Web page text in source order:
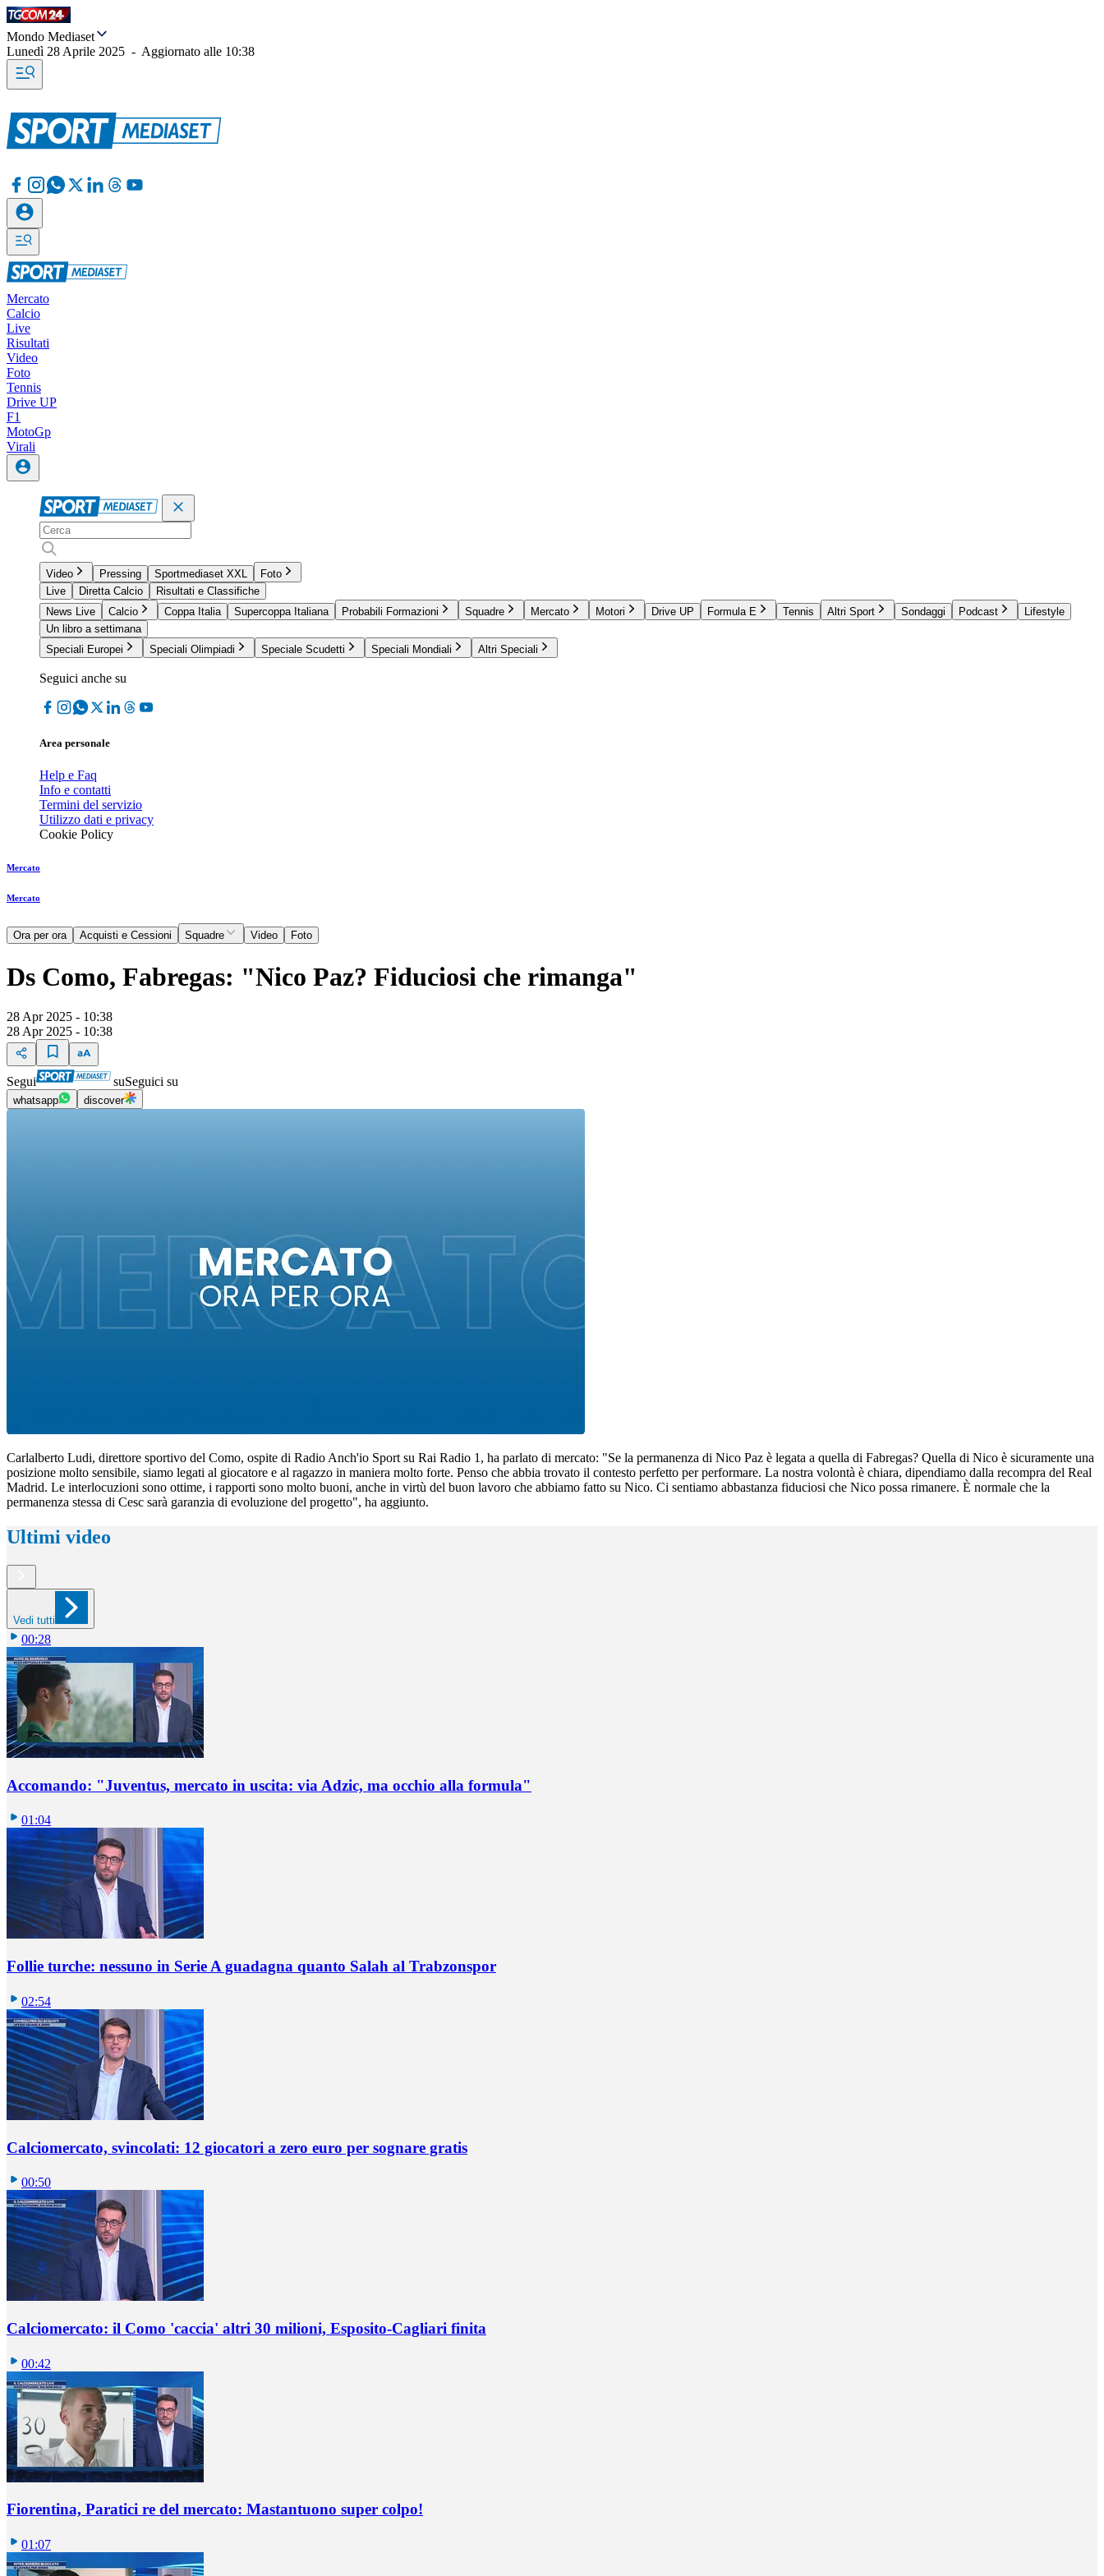
Mondo Mediaset
Lunedì 28 Aprile 2025 - Aggiornato alle 10:38
Mercato
Calcio
Live
Risultati
Video
Foto
Tennis
Drive UP
F1
MotoGp
Virali
Video Pressing Sportmediaset XXL
Foto
Live
Diretta Calcio
Risultati e Classifiche
News Live
Calcio Coppa Italia Supercoppa Italiana Probabili Formazioni Squadre Mercato Motori Drive UP Formula E Tennis Altri Sport Sondaggi Podcast
Lifestyle
Un libro a settimana
Speciali Europei
Speciali Olimpiadi Speciale Scudetti Speciali Mondiali Altri Speciali
Seguici anche su
Area personale
Help e Faq
Info e contatti
Termini del servizio
Utilizzo dati e privacy
Cookie Policy
Mercato
Mercato
Ora per ora Acquisti e Cessioni Squadre Video Foto
Ds Como, Fabregas: "Nico Paz? Fiduciosi che rimanga"
28 Apr 2025 - 10:38
28 Apr 2025 - 10:38
Segui suSeguici su
whatsapp discover
Carlalberto Ludi, direttore sportivo del Como, ospite di Radio Anch'io Sport su Rai Radio 1, ha parlato di mercato: "Se la permanenza di Nico Paz è legata a quella di Fabregas? Quella di Nico è sicuramente una
posizione molto sensibile, siamo legati al giocatore e al ragazzo in maniera molto forte. Penso che abbia trovato il contesto perfetto per performare. La nostra volontà è chiara, dipendiamo dalla recompra del Real
Madrid. Le interlocuzioni sono ottime, i rapporti sono molto buoni, anche in virtù del buon lavoro che abbiamo fatto su Nico. Ci sentiamo abbastanza fiduciosi che Nico possa rimanere. È normale che la
permanenza stessa di Cesc sarà garanzia di evoluzione del progetto", ha aggiunto.
Ultimi video
Vedi tutti
00:28
Accomando: "Juventus, mercato in uscita: via Adzic, ma occhio alla formula"
01:04
Follie turche: nessuno in Serie A guadagna quanto Salah al Trabzonspor
02:54
Calciomercato, svincolati: 12 giocatori a zero euro per sognare gratis
00:50
Calciomercato: il Como 'caccia' altri 30 milioni, Esposito-Cagliari finita
00:42
Fiorentina, Paratici re del mercato: Mastantuono super colpo!
01:07